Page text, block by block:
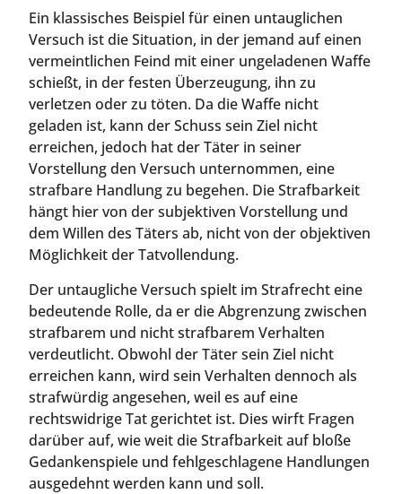
Ein klassisches Beispiel für einen untauglichen
Versuch ist die Situation, in der jemand auf einen
vermeintlichen Feind mit einer ungeladenen Waffe
schießt, in der festen Überzeugung, ihn zu
verletzen oder zu töten. Da die Waffe nicht
geladen ist, kann der Schuss sein Ziel nicht
erreichen, jedoch hat der Täter in seiner
Vorstellung den Versuch unternommen, eine
strafbare Handlung zu begehen. Die Strafbarkeit
hängt hier von der subjektiven Vorstellung und
dem Willen des Täters ab, nicht von der objektiven
Möglichkeit der Tatvollendung.
Der untaugliche Versuch spielt im Strafrecht eine
bedeutende Rolle, da er die Abgrenzung zwischen
strafbarem und nicht strafbarem Verhalten
verdeutlicht. Obwohl der Täter sein Ziel nicht
erreichen kann, wird sein Verhalten dennoch als
strafwürdig angesehen, weil es auf eine
rechtswidrige Tat gerichtet ist. Dies wirft Fragen
darüber auf, wie weit die Strafbarkeit auf bloße
Gedankenspiele und fehlgeschlagene Handlungen
ausgedehnt werden kann und soll.